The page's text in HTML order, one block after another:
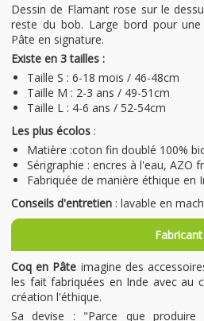
Dessin de Flamant rose sur le
reste du bob. Large bord pour
Pâte en signature.
Existe en 3 tailles :
Taille S : 6-18 mois / 46-48cm
Taille M : 2-3 ans / 49-51cm
Taille L : 4-6 ans / 52-54cm
Les plus écolos :
Matière :coton fin doublé 100%
Sérigraphie : encres à l'eau, AZO
Fabriquée de manière éthique en
Conseils d'entretien : lavable en
Fabricant
Coq en Pâte imagine des
les fait fabriquées en Inde avec au
création l'éthique.
Sa devise : "Parce que produire